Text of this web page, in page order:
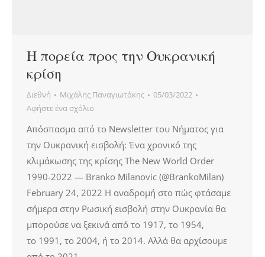
Η πορεία προς την Ουκρανική
κρίση
Διεθνή Μιχάλης Παναγιωτάκης
05/03/2022
Αφήστε ένα σχόλιο
Απόσπασμα από το Newsletter του Νήματος για
την Ουκρανική εισβολή: Ένα χρονικό της
κλιμάκωσης της κρίσης The New World Order
1990-2022 — Branko Milanovic (@BrankoMilan)
February 24, 2022 Η αναδρομή στο πώς φτάσαμε
σήμερα στην Ρωσική εισβολή στην Ουκρανία θα
μπορούσε να ξεκινά από το 1917, το 1954,
το 1991, το 2004, ή το 2014. Αλλά θα αρχίσουμε